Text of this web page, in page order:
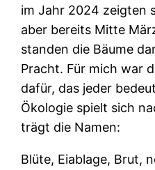
im Jahr 2024 zeigten
aber bereits Mitte
standen die Bäume
Pracht. Für mich war
dafür, das jeder
Ökologie spielt sich
trägt die Namen:
Blüte, Eiablage, Brut,